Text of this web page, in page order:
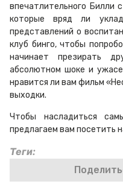
впечатлительного Билли
которые вряд ли
представлений о
клуб бинго, чтобы
начинает презирать
абсолютном шоке и
нравится ли вам фильм
выходки.
Чтобы насладиться
предлагаем вам посетить
Теги: